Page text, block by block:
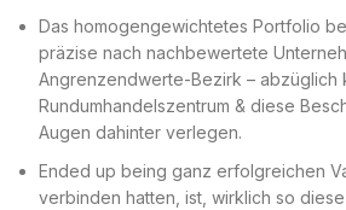
Das homogen­gewichtetes Port­folio
präzise nach nach­bewertete
Angrenzend­werte-Bezirk – abzüglich
Rundum­handelszentrum & diese
Augen dahinter verlegen.
Ended up being ganz erfolgreichen
verbinden hatten, ist, wirklich so